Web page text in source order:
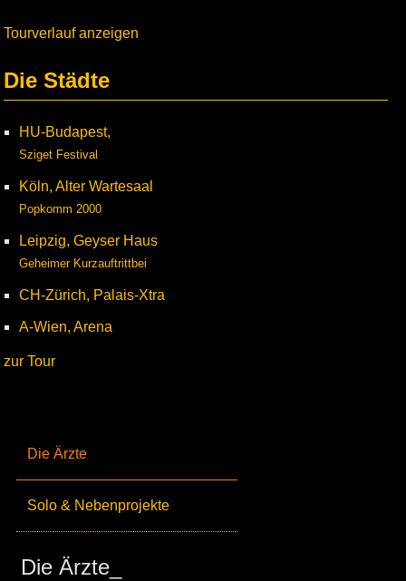
Die Ärzte
Solo & Nebenprojekte
Die Ärzte_
Tourverlauf anzeigen
Die Städte
HU-Budapest,
Sziget Festival
Köln, Alter Wartesaal
Popkomm 2000
Leipzig, Geyser Haus
Geheimer Kurzauftrittbei
CH-Zürich, Palais-Xtra
A-Wien, Arena
zur Tour